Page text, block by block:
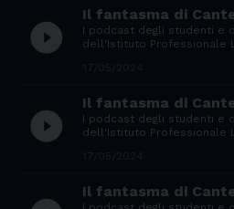
play_circle_filled
Il fantasma di
I podcast degli studenti e
dell'Istituto Professionale
play_circle_filled
Il fantasma di
I podcast degli studenti e
dell'Istituto Professionale
Il fantasma di